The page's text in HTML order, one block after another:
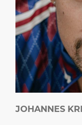
JOHANNES